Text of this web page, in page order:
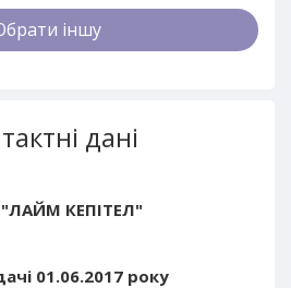
іншу
дані
КЕПІТЕЛ"
01.06.2017 року